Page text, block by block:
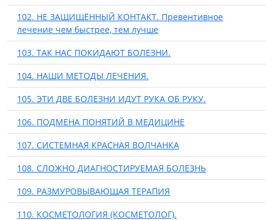
102. НЕ ЗАЩИЩЁННЫЙ КОНТАКТ. Превентивное
лечение чем быстрее, тем лучше
103. ТАК НАС ПОКИДАЮТ БОЛЕЗНИ.
104. НАШИ МЕТОДЫ ЛЕЧЕНИЯ.
105. ЭТИ ДВЕ БОЛЕЗНИ ИДУТ РУКА ОБ РУКУ.
106. ПОДМЕНА ПОНЯТИЙ В МЕДИЦИНЕ
107. СИСТЕМНАЯ КРАСНАЯ ВОЛЧАНКА
108. СЛОЖНО ДИАГНОСТИРУЕМАЯ БОЛЕЗНЬ
109. РАЗМУРОВЫВАЮЩАЯ ТЕРАПИЯ
110. КОСМЕТОЛОГИЯ (КОСМЕТОЛОГ).